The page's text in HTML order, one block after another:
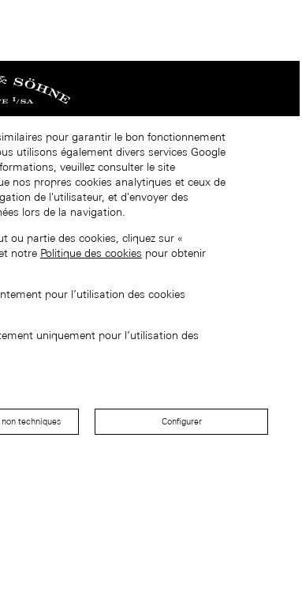
pour garantir le bon fonctionnement
utilisons également divers services Google
veuillez consulter le site
nos propres cookies analytiques et ceux de
de l'utilisateur, et d'envoyer des
lors de la navigation.
ou partie des cookies, cliquez sur «
notre Politique des cookies pour obtenir
pour l’utilisation des cookies
uniquement pour l’utilisation des
techniques Configurer